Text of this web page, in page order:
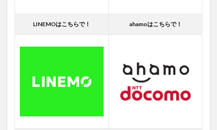
LINEMOはこちらで！ ahamoはこちらで！